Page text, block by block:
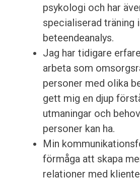
psykologi och har
specialiserad träning
beteendeanalys.
Jag har tidigare
arbeta som
personer med olika
gett mig en djup
utmaningar och
personer kan ha.
Min
förmåga att skapa
relationer med